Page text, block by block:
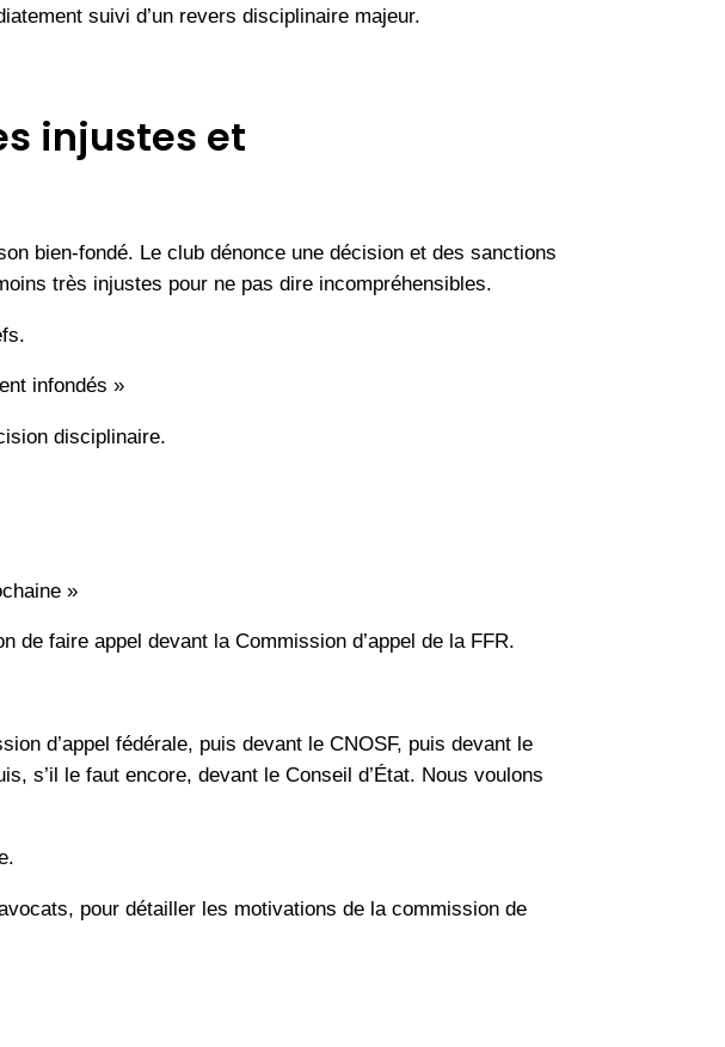
suivi d’un revers disciplinaire majeur.
injustes et
bien-fondé. Le club dénonce une décision et des sanctions
très injustes pour ne pas dire incompréhensibles.
infondés »
disciplinaire.
»
de faire appel devant la Commission d’appel de la FFR.
d’appel fédérale, puis devant le CNOSF, puis devant le
s’il le faut encore, devant le Conseil d’État. Nous voulons
pour détailler les motivations de la commission de